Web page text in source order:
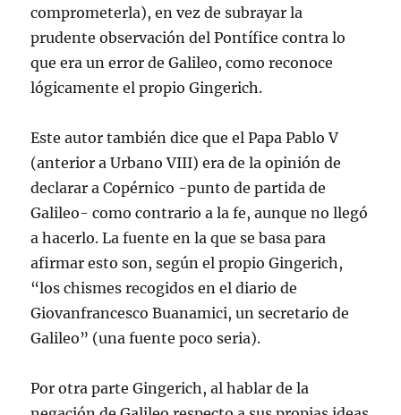
comprometerla), en vez de subrayar la
prudente observación del Pontífice contra lo
que era un error de Galileo, como reconoce
lógicamente el propio Gingerich.
Este autor también dice que el Papa Pablo V
(anterior a Urbano VIII) era de la opinión de
declarar a Copérnico -punto de partida de
Galileo- como contrario a la fe, aunque no llegó
a hacerlo. La fuente en la que se basa para
afirmar esto son, según el propio Gingerich,
“los chismes recogidos en el diario de
Giovanfrancesco Buanamici, un secretario de
Galileo” (una fuente poco seria).
Por otra parte Gingerich, al hablar de la